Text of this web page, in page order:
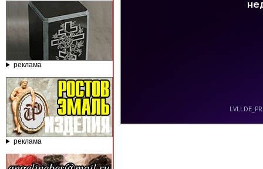
реклама
реклама